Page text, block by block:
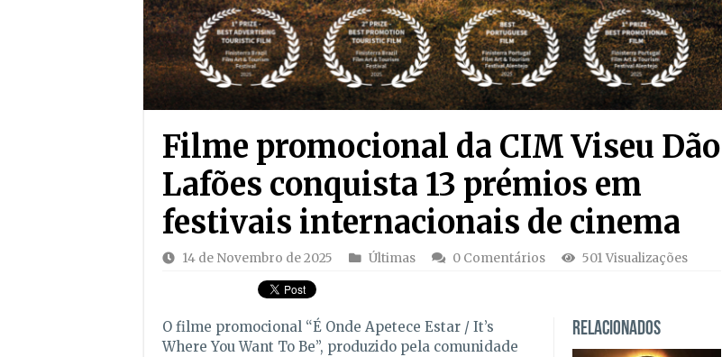
Filme promocional da CIM Viseu Dão
Lafões conquista 13 prémios em
festivais internacionais de cinema
14 de Novembro de 2025 Últimas 0 Comentários 501 Visualizações
Relacionados
O filme promocional “É Onde Apetece Estar / It’s
Where You Want To Be”, produzido pela comunidade